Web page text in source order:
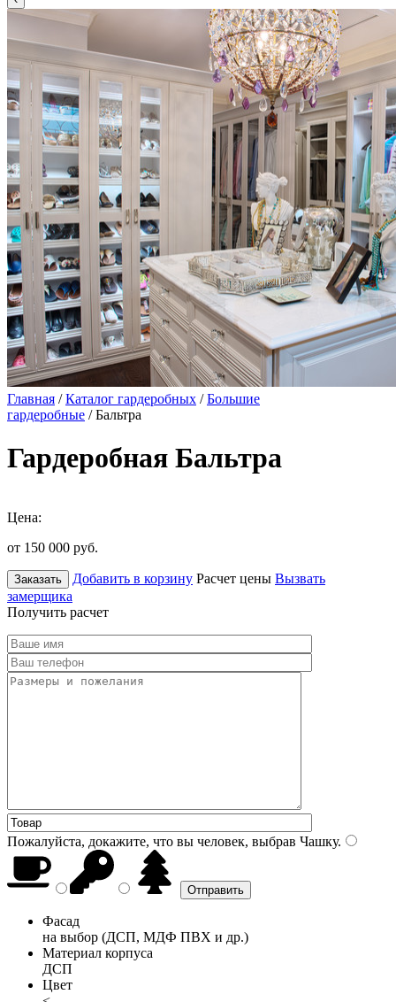
Главная /Каталог гардеробных /Большие
гардеробные / Бальтра
Гардеробная Бальтра
Цена:
от 150 000 руб.
Заказать Добавить в корзину Расчет цены Вызвать
замерщика
Получить расчет
Пожалуйста, докажите, что вы человек, выбрав Чашку.
Фасад
на выбор (ДСП, МДФ ПВХ и др.)
Материал корпуса
ДСП
Цвет